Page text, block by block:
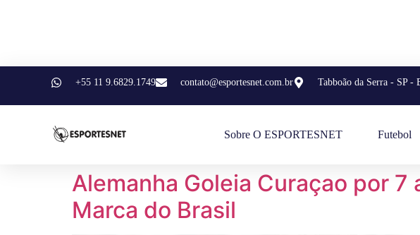
+55 11 9.6829.1749 contato@esportesnet.com.br Tabboão da Serra - SP -
Sobre O ESPORTESNET Futebol
Alemanha Goleia Curaçao por 7
Marca do Brasil